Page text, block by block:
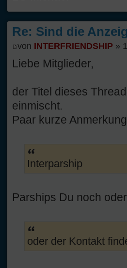
Re: Sind die
von INTERFRIENDSHIP »
Liebe Mitglieder,
der Titel dieses
einmischt.
Paar kurze
Interparship
Parships Du noch
oder der Kontakt